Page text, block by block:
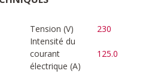
Tension (V)
230
Intensité du
courant
électrique (A)
125.0